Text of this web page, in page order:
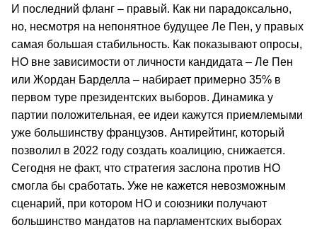
И последний фланг – правый. Как ни парадоксально,
но, несмотря на непонятное будущее Ле Пен, у правых
самая большая стабильность. Как показывают опросы,
НО вне зависимости от личности кандидата – Ле Пен
или Жордан Барделла – набирает примерно 35% в
первом туре президентских выборов. Динамика у
партии положительная, ее идеи кажутся приемлемыми
уже большинству французов. Антирейтинг, который
позволил в 2022 году создать коалицию, снижается.
Сегодня не факт, что стратегия заслона против НО
смогла бы сработать. Уже не кажется невозможным
сценарий, при котором НО и союзники получают
большинство мандатов на парламентских выборах